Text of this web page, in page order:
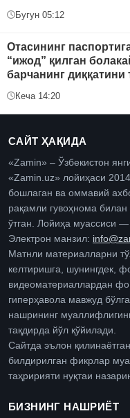
Бугун 05:12
Отасининг
“ижод” қилган
барчанинг диққатини
Кеча 14:20
САЙТ ҲАҚИДА
«Zamin» – Ўзбекистон
«Zamin.uz» лойиҳаси
бошлаган ва оммавий
рақамли гувоҳнома
ўтган. Лойиҳа муассиси
Электрон манзил:
Матнли материалларни
келтиришга, шунингдек,
видеоматериаллардан
гиперҳавола мавжуд
нашрининг
тақдирда йўл қўйилади.
Сайтда эълон
билдирилган фикрлар
таҳририяти нуқтаи
БИЗНИНГ НАШРИЁТ